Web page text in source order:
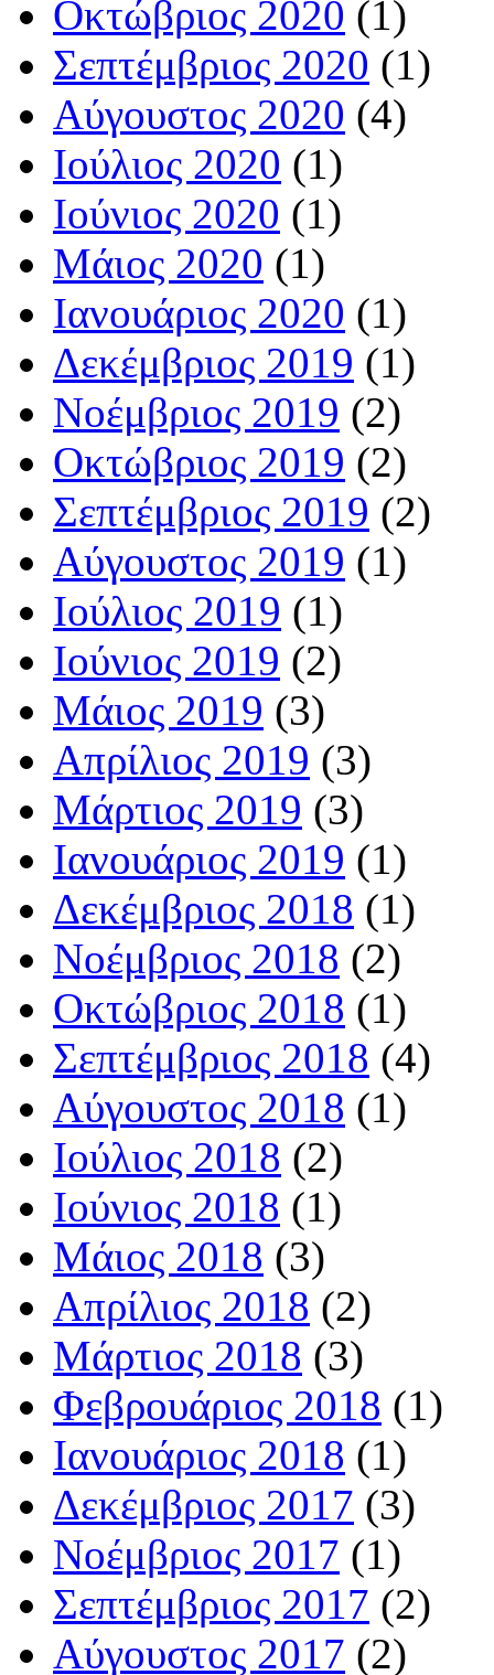
Οκτώβριος 2020 (1)
Σεπτέμβριος 2020 (1)
Αύγουστος 2020 (4)
Ιούλιος 2020 (1)
Ιούνιος 2020 (1)
Μάιος 2020 (1)
Ιανουάριος 2020 (1)
Δεκέμβριος 2019 (1)
Νοέμβριος 2019 (2)
Οκτώβριος 2019 (2)
Σεπτέμβριος 2019 (2)
Αύγουστος 2019 (1)
Ιούλιος 2019 (1)
Ιούνιος 2019 (2)
Μάιος 2019 (3)
Απρίλιος 2019 (3)
Μάρτιος 2019 (3)
Ιανουάριος 2019 (1)
Δεκέμβριος 2018 (1)
Νοέμβριος 2018 (2)
Οκτώβριος 2018 (1)
Σεπτέμβριος 2018 (4)
Αύγουστος 2018 (1)
Ιούλιος 2018 (2)
Ιούνιος 2018 (1)
Μάιος 2018 (3)
Απρίλιος 2018 (2)
Μάρτιος 2018 (3)
Φεβρουάριος 2018 (1)
Ιανουάριος 2018 (1)
Δεκέμβριος 2017 (3)
Νοέμβριος 2017 (1)
Σεπτέμβριος 2017 (2)
Αύγουστος 2017 (2)